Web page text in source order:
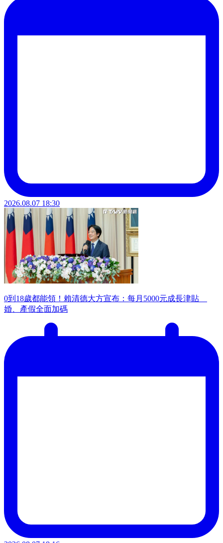
2026.08.07 18:30
0到18歲都能領！賴清德大方宣布：每月5000元成長津貼
婚、產假全面加碼